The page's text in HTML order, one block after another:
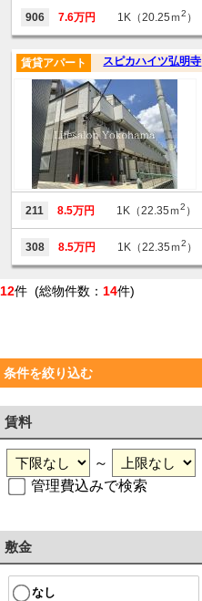
906 7.6万円 1K（20.25ｍ2 ）
スピカハイツ弘明寺
賃貸アパート
211 8.5万円 1K（22.35ｍ2 ）
308 8.5万円 1K（22.35ｍ2 ）
12件 (総物件数： 14件)
条件を絞り込む
賃料
～
管理費込みで検索
敷金
なし